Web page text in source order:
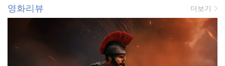
영화리뷰 더보기